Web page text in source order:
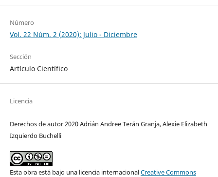
Número
Vol. 22 Núm. 2 (2020): Julio - Diciembre
Sección
Artículo Científico
Licencia
Derechos de autor 2020 Adrián Andree Terán Granja, Alexie Elizabeth
Izquierdo Buchelli
Esta obra está bajo una licencia internacionalCreative Commons